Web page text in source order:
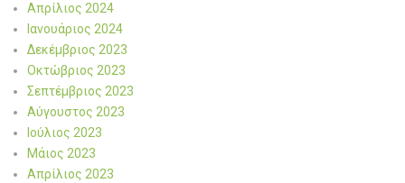
Απρίλιος 2024
Ιανουάριος 2024
Δεκέμβριος 2023
Οκτώβριος 2023
Σεπτέμβριος 2023
Αύγουστος 2023
Ιούλιος 2023
Μάιος 2023
Απρίλιος 2023